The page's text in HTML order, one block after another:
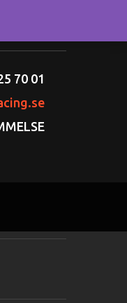
70 01